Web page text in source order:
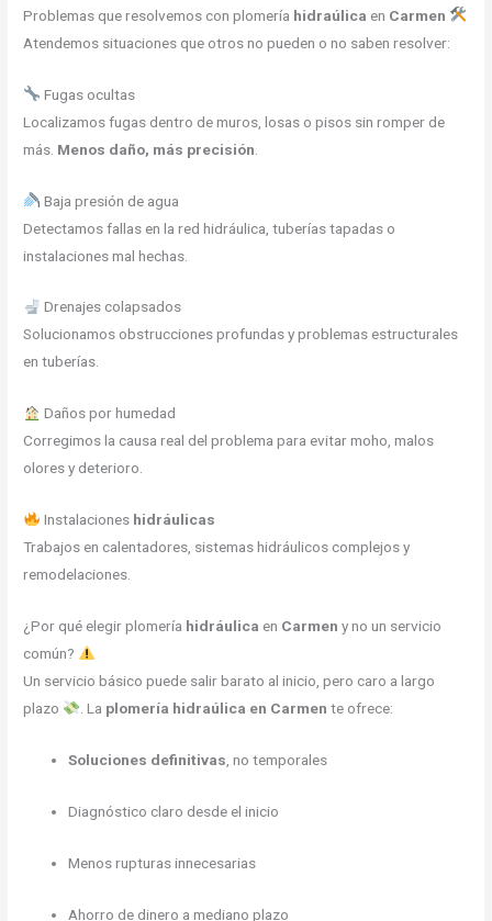
Problemas que resolvemos con plomería hidraúlica en Carmen
Atendemos situaciones que otros no pueden o no saben resolver:
Fugas ocultas
Localizamos fugas dentro de muros, losas o pisos sin romper de
más. Menos daño, más precisión
Baja presión de agua
Detectamos fallas en la red hidráulica, tuberías tapadas o
instalaciones mal hechas.
Drenajes colapsados
Solucionamos obstrucciones profundas y problemas estructurales
en tuberías.
Daños por humedad
Corregimos la causa real del problema para evitar moho, malos
olores y deterioro.
Instalaciones hidráulicas
Trabajos en calentadores, sistemas hidráulicos complejos y
remodelaciones.
¿Por qué elegir plomería hidráulica en Carmeny no un servicio
común?
Un servicio básico puede salir barato al inicio, pero caro a largo
plazo
. La plomería hidraúlica en Carmen te ofrece:
Soluciones definitivas , no temporales
Diagnóstico claro desde el inicio
Menos rupturas innecesarias
Ahorro de dinero a mediano plazo